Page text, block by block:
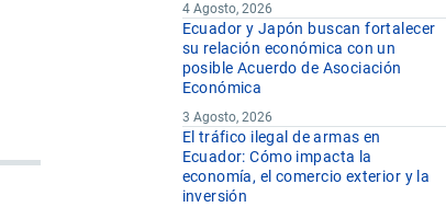
4 Agosto, 2026
Ecuador y Japón buscan fortalecer
su relación económica con un
posible Acuerdo de Asociación
Económica
3 Agosto, 2026
El tráfico ilegal de armas en
Ecuador: Cómo impacta la
economía, el comercio exterior y la
inversión